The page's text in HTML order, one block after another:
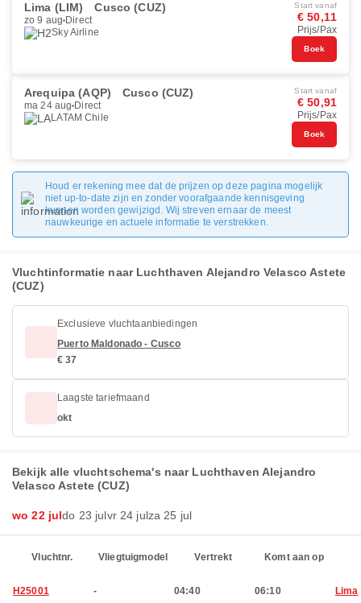
Lima (LIM) Cusco (CUZ)
zo 9 aug Direct
Sky Airline
Start vanaf
€ 50,11
Prijs/Pax
Boek
Arequipa (AQP) Cusco (CUZ)
ma 24 aug Direct
LATAM Chile
Start vanaf
€ 50,91
Prijs/Pax
Boek
Houd er rekening mee dat de prijzen op deze pagina mogelijk
niet up-to-date zijn en zonder voorafgaande kennisgeving
kunnen worden gewijzigd. Wij streven ernaar de meest
nauwkeurige en actuele informatie te verstrekken.
Vluchtinformatie naar Luchthaven Alejandro Velasco Astete
(CUZ)
Exclusieve vluchtaanbiedingen
Puerto Maldonado - Cusco
€ 37
Laagste tariefmaand
okt
Bekijk alle vluchtschema's naar Luchthaven Alejandro
Velasco Astete (CUZ)
wo 22 juldo 23 julvr 24 julza 25 jul
Vluchtnr. Vliegtuigmodel Vertrekt Komt aan op
H25001 - 04:40 06:10 Lima